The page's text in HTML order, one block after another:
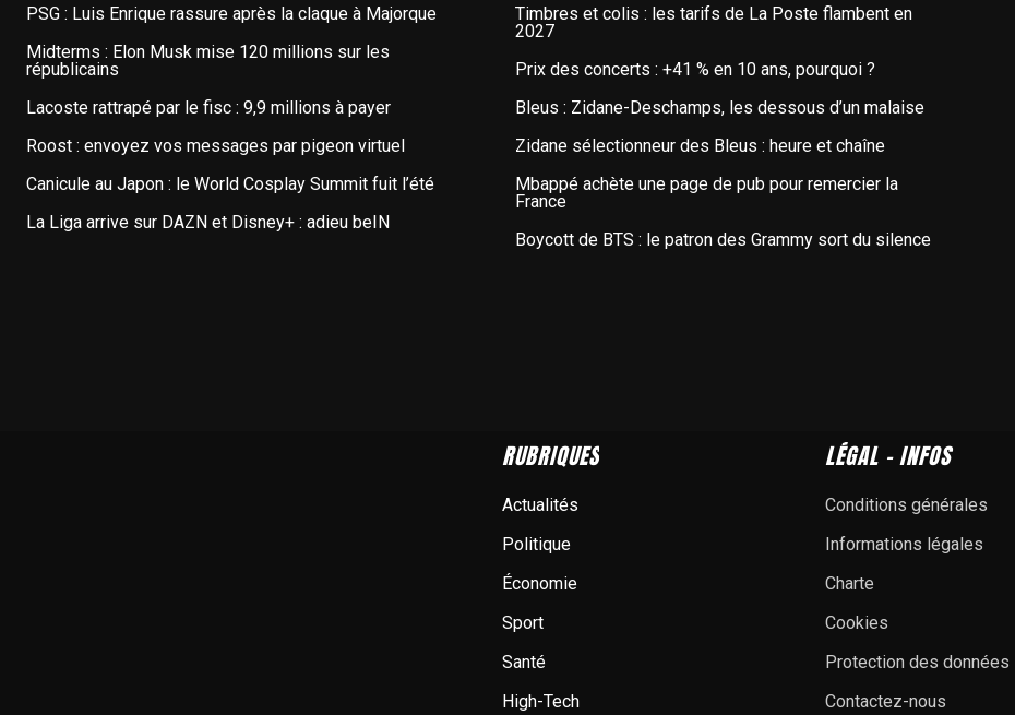
PSG : Luis Enrique rassure après la claque à Majorque
Midterms : Elon Musk mise 120 millions sur les
républicains
Lacoste rattrapé par le fisc : 9,9 millions à payer
Roost : envoyez vos messages par pigeon virtuel
Canicule au Japon : le World Cosplay Summit fuit l’été
La Liga arrive sur DAZN et Disney+ : adieu beIN
Timbres et colis : les tarifs de La Poste flambent en
2027
Prix des concerts : +41 % en 10 ans, pourquoi ?
Bleus : Zidane-Deschamps, les dessous d’un malaise
Zidane sélectionneur des Bleus : heure et chaîne
Mbappé achète une page de pub pour remercier la
France
Boycott de BTS : le patron des Grammy sort du silence
RUBRIQUES
Actualités
Politique
Économie
Sport
Santé
High-Tech
LÉGAL - INFOS
Conditions générales
Informations légales
Charte
Cookies
Protection des données
Contactez-nous